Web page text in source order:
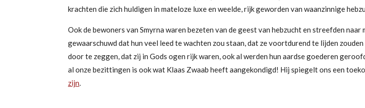
krachten die zich huldigen in mateloze luxe en weelde, rijk geworden van waanzinnige
Ook de bewoners van Smyrna waren bezeten van de geest van hebzucht en streefden naar
gewaarschuwd dat hun veel leed te wachten zou staan, dat ze voortdurend te lijden
door te zeggen, dat zij in Gods ogen rijk waren, ook al werden hun aardse goederen
al onze bezittingen is ook wat Klaas Zwaab heeft aangekondigd! Hij spiegelt ons een
zijn.